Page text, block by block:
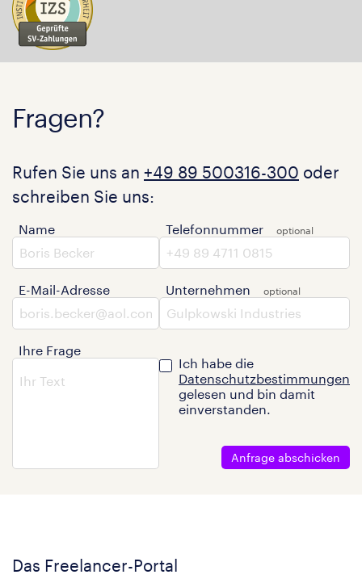
Fragen?
Rufen Sie uns an +49 89 500316-300 oder
schreiben Sie uns:
Name
E-Mail-Adresse
Ihre Frage
Telefonnummer
Unternehmen
Ich habe die
Datenschutzbestimmungen
gelesen und bin damit
einverstanden.
Anfrage abschicken
Das Freelancer-Portal